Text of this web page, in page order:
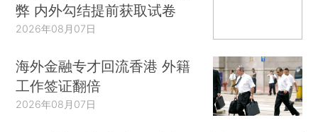
弊 内外勾结提前获取试卷
2026年08月07日
海外金融专才回流香港 外籍
工作签证翻倍
2026年08月07日